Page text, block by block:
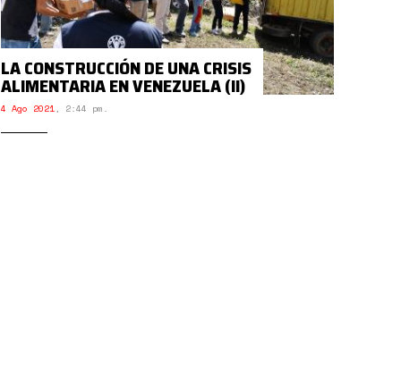
LA CONSTRUCCIÓN DE UNA CRISIS
ALIMENTARIA EN VENEZUELA (II)
4 Ago 2021, 2:44 pm.